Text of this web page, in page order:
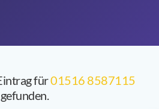
für01516 8587115
gefunden.